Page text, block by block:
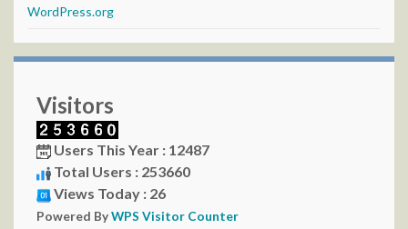
WordPress.org
Visitors
Users This Year : 12487
Total Users : 253660
Views Today : 26
Powered ByWPS Visitor Counter